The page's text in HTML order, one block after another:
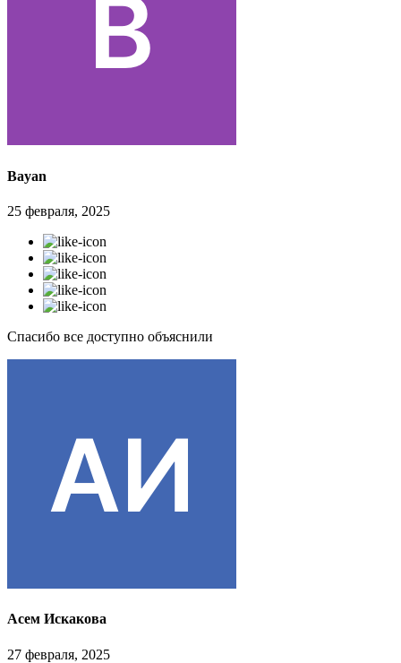
Bayan
25 февраля, 2025
Спасибо все доступно объяснили
Асем Искакова
27 февраля, 2025